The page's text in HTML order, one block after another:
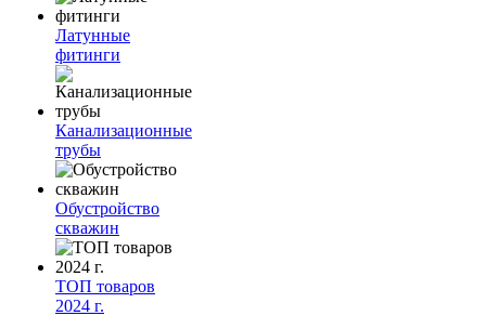
Латунные
фитинги
Канализационные
трубы
Обустройство
скважин
ТОП товаров
2024 г.